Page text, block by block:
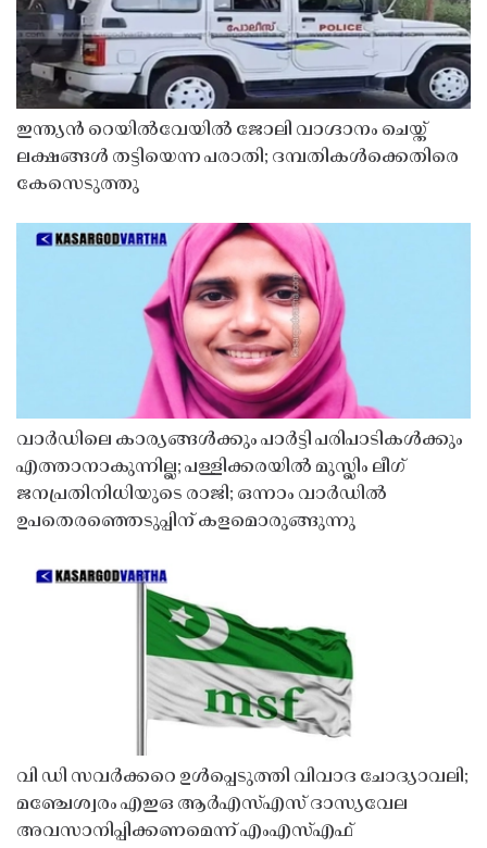
ഇന്ത്യൻ റെയിൽവേയിൽ ജോലി വാഗ്ദാനം ചെയ്ത്
ലക്ഷങ്ങൾ തട്ടിയെന്ന പരാതി; ദമ്പതികൾക്കെതിരെ
കേസെടുത്തു
വാർഡിലെ കാര്യങ്ങൾക്കും പാർട്ടി പരിപാടികൾക്കും
എത്താനാകുന്നില്ല; പള്ളിക്കരയിൽ മുസ്ലിം ലീഗ്
ജനപ്രതിനിധിയുടെ രാജി; ഒന്നാം വാർഡിൽ
ഉപതെരഞ്ഞെടുപ്പിന് കളമൊരുങ്ങുന്നു
വി ഡി സവർക്കറെ ഉൾപ്പെടുത്തി വിവാദ ചോദ്യാവലി;
മഞ്ചേശ്വരം എഇഒ ആർഎസ്എസ് ദാസ്യവേല
അവസാനിപ്പിക്കണമെന്ന് എംഎസ്എഫ്